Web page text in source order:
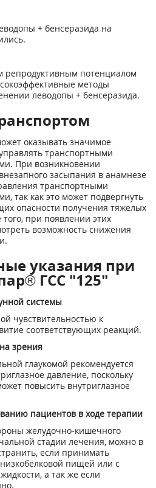
+ бенсеразида на
потенциалом
методы
леводопы + бенсеразида.
оказывать значимое
транспортными
При возникновении
засыпания в анамнезе
транспортными
так как это может подвергнуть
опасности получения тяжелых
при появлении этих
возможность снижения
указания при
ГСС "125"
системы
чувствительностью к
соответствующих реакций.
зрения
глаукомой рекомендуется
давление, поскольку
повысить внутриглазное
пациентов в ходе терапии
желудочно-кишечного
стадии лечения, можно в
если принимать
пищей или с
а так же если